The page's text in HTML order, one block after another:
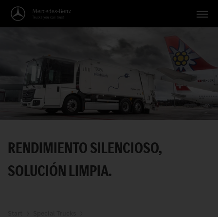
Aplicaciones
Temas
Servicio
Español
RENDIMIENTO SILENCIOSO,
SOLUCIÓN LIMPIA.